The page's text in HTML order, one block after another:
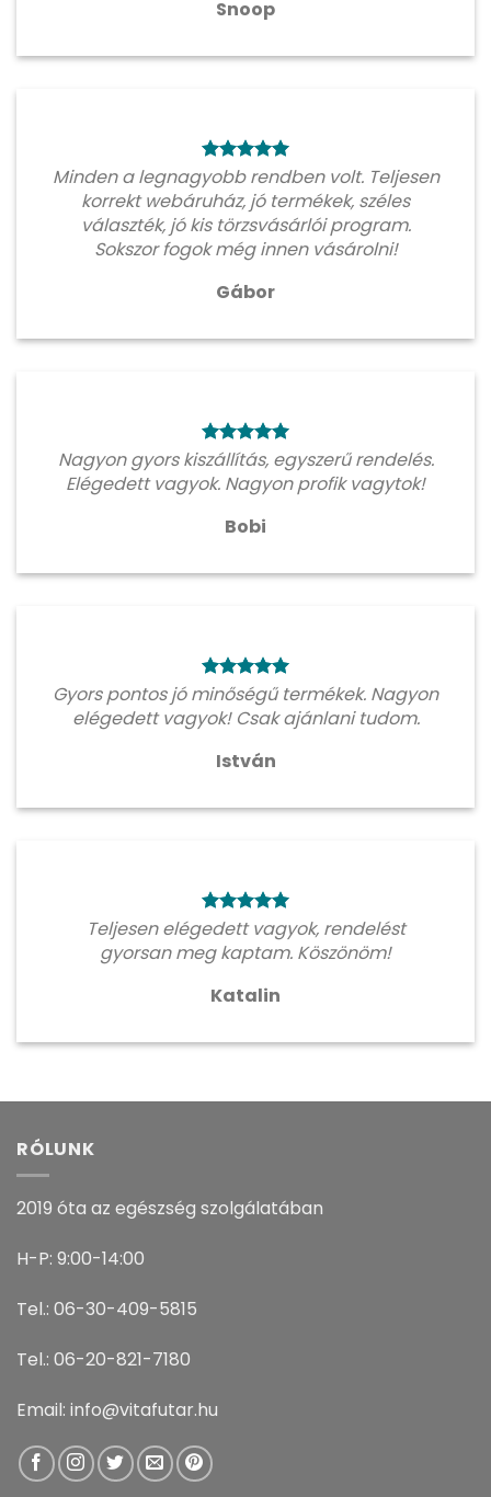
Snoop
Minden a legnagyobb rendben volt. Teljesen
korrekt webáruház, jó termékek, széles
választék, jó kis törzsvásárlói program.
Sokszor fogok még innen vásárolni!
Gábor
Nagyon gyors kiszállítás, egyszerű rendelés.
Elégedett vagyok. Nagyon profik vagytok!
Bobi
Gyors pontos jó minőségű termékek. Nagyon
elégedett vagyok! Csak ajánlani tudom.
István
Teljesen elégedett vagyok, rendelést
gyorsan meg kaptam. Köszönöm!
Katalin
RÓLUNK
2019 óta az egészség szolgálatában
H-P: 9:00-14:00
Tel.: 06-30-409-5815
Tel.: 06-20-821-7180
Email: info@vitafutar.hu